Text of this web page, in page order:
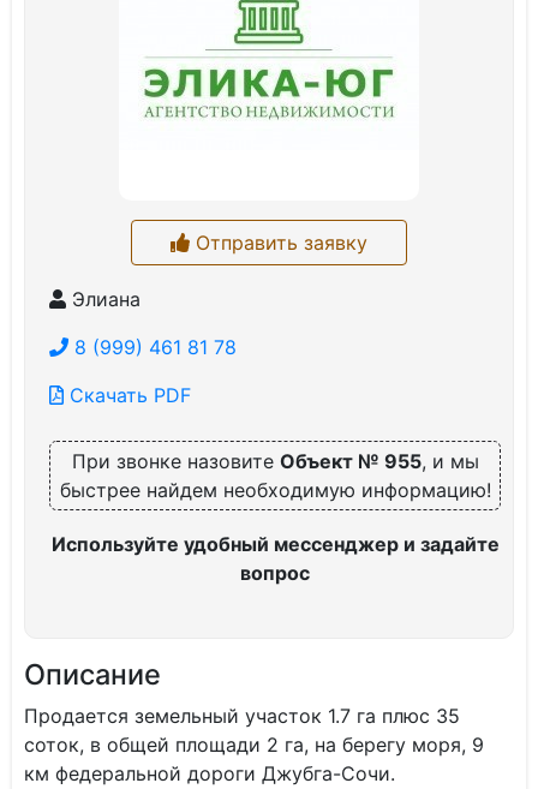
Отправить заявку
Элиана
8 (999) 461 81 78
Скачать PDF
При звонке назовите Объект № 955, и мы
быстрее найдем необходимую информацию!
Используйте удобный мессенджер и задайте
вопрос
Описание
Продается земельный участок 1.7 га плюс 35
соток, в общей площади 2 га, на берегу моря, 9
км федеральной дороги Джубга-Сочи.